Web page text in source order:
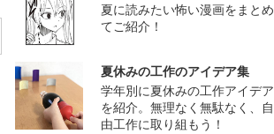
夏に読みたい怖い漫画をまとめ
てご紹介！
夏休みの工作のアイデア集
学年別に夏休みの工作アイデア
を紹介。無理なく無駄なく、自
由工作に取り組もう！